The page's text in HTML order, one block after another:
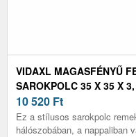
VIDAXL MAGASFÉNYŰ
SAROKPOLC 35 X 35 X
10 520 Ft
Ez a stílusos sarokpolc
hálószobában, a nappaliban